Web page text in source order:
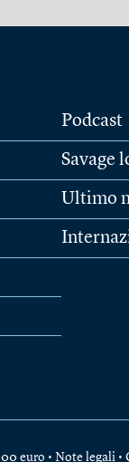
Podcast
Savage
Ultimo
euro • Note legali •